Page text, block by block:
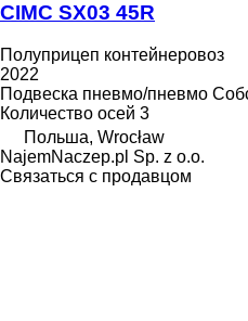
CIMC SX03 45R
Полуприцеп контейнеровоз
2022
Подвеска пневмо/пневмо
Количество осей 3
Польша, Wrocław
NajemNaczep.pl Sp. z o.o.
Связаться с продавцом